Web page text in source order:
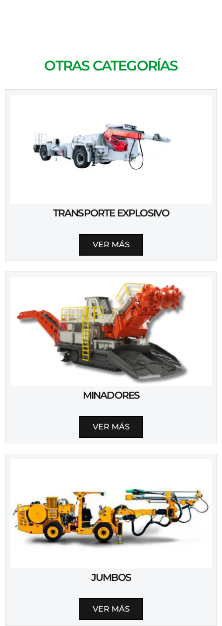
OTRAS CATEGORÍAS
TRANSPORTE EXPLOSIVO
VER MÁS
MINADORES
VER MÁS
JUMBOS
VER MÁS